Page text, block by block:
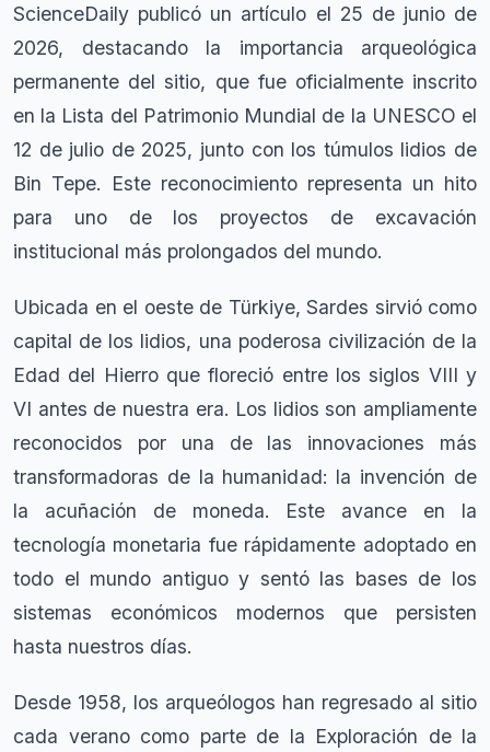
ScienceDaily publicó un artículo el 25 de junio de
2026, destacando la importancia arqueológica
permanente del sitio, que fue oficialmente inscrito
en la Lista del Patrimonio Mundial de la UNESCO el
12 de julio de 2025, junto con los túmulos lidios de
Bin Tepe. Este reconocimiento representa un hito
para uno de los proyectos de excavación
institucional más prolongados del mundo.
Ubicada en el oeste de Türkiye, Sardes sirvió como
capital de los lidios, una poderosa civilización de la
Edad del Hierro que floreció entre los siglos VIII y
VI antes de nuestra era. Los lidios son ampliamente
reconocidos por una de las innovaciones más
transformadoras de la humanidad: la invención de
la acuñación de moneda. Este avance en la
tecnología monetaria fue rápidamente adoptado en
todo el mundo antiguo y sentó las bases de los
sistemas económicos modernos que persisten
hasta nuestros días.
Desde 1958, los arqueólogos han regresado al sitio
cada verano como parte de la Exploración de la